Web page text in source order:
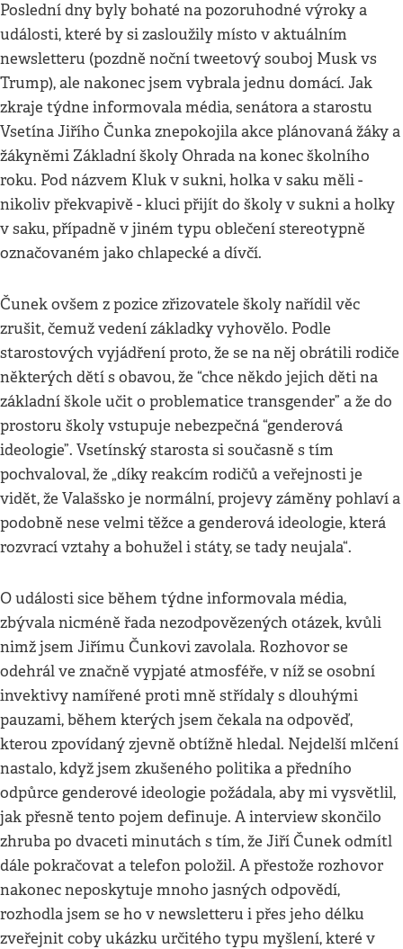
Poslední dny byly bohaté na pozoruhodné výroky a
události, které by si zasloužily místo v aktuálním
newsletteru (pozdně noční tweetový souboj Musk vs
Trump), ale nakonec jsem vybrala jednu domácí. Jak
zkraje týdne informovala média, senátora a starostu
Vsetína Jiřího Čunka znepokojila akce plánovaná žáky a
žákyněmi Základní školy Ohrada na konec školního
roku. Pod názvem Kluk v sukni, holka v saku měli -
nikoliv překvapivě - kluci přijít do školy v sukni a holky
v saku, případně v jiném typu oblečení stereotypně
označovaném jako chlapecké a dívčí.
Čunek ovšem z pozice zřizovatele školy nařídil věc
zrušit, čemuž vedení základky vyhovělo. Podle
starostových vyjádření proto, že se na něj obrátili rodiče
některých dětí s obavou, že “chce někdo jejich děti na
základní škole učit o problematice transgender” a že do
prostoru školy vstupuje nebezpečná “genderová
ideologie”. Vsetínský starosta si současně s tím
pochvaloval, že „díky reakcím rodičů a veřejnosti je
vidět, že Valašsko je normální, projevy záměny pohlaví a
podobně nese velmi těžce a genderová ideologie, která
rozvrací vztahy a bohužel i státy, se tady neujala“.
O události sice během týdne informovala média,
zbývala nicméně řada nezodpovězených otázek, kvůli
nimž jsem Jiřímu Čunkovi zavolala. Rozhovor se
odehrál ve značně vypjaté atmosféře, v níž se osobní
invektivy namířené proti mně střídaly s dlouhými
pauzami, během kterých jsem čekala na odpověď,
kterou zpovídaný zjevně obtížně hledal. Nejdelší mlčení
nastalo, když jsem zkušeného politika a předního
odpůrce genderové ideologie požádala, aby mi vysvětlil,
jak přesně tento pojem definuje. A interview skončilo
zhruba po dvaceti minutách s tím, že Jiří Čunek odmítl
dále pokračovat a telefon položil. A přestože rozhovor
nakonec neposkytuje mnoho jasných odpovědí,
rozhodla jsem se ho v newsletteru i přes jeho délku
zveřejnit coby ukázku určitého typu myšlení, které v